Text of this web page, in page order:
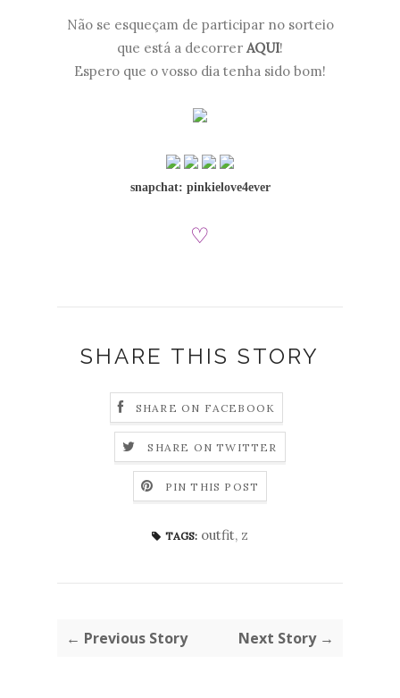
Não se esqueçam de participar no sorteio
que está a decorrer AQUI!
Espero que o vosso dia tenha sido bom!
snapchat: pinkielove4ever
♡
SHARE THIS STORY
SHARE ON FACEBOOK
SHARE ON TWITTER
PIN THIS POST
TAGS: outfit, z
← Previous Story Next Story →